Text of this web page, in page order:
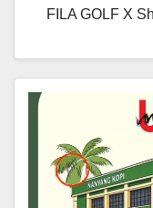
FILA GOLF X